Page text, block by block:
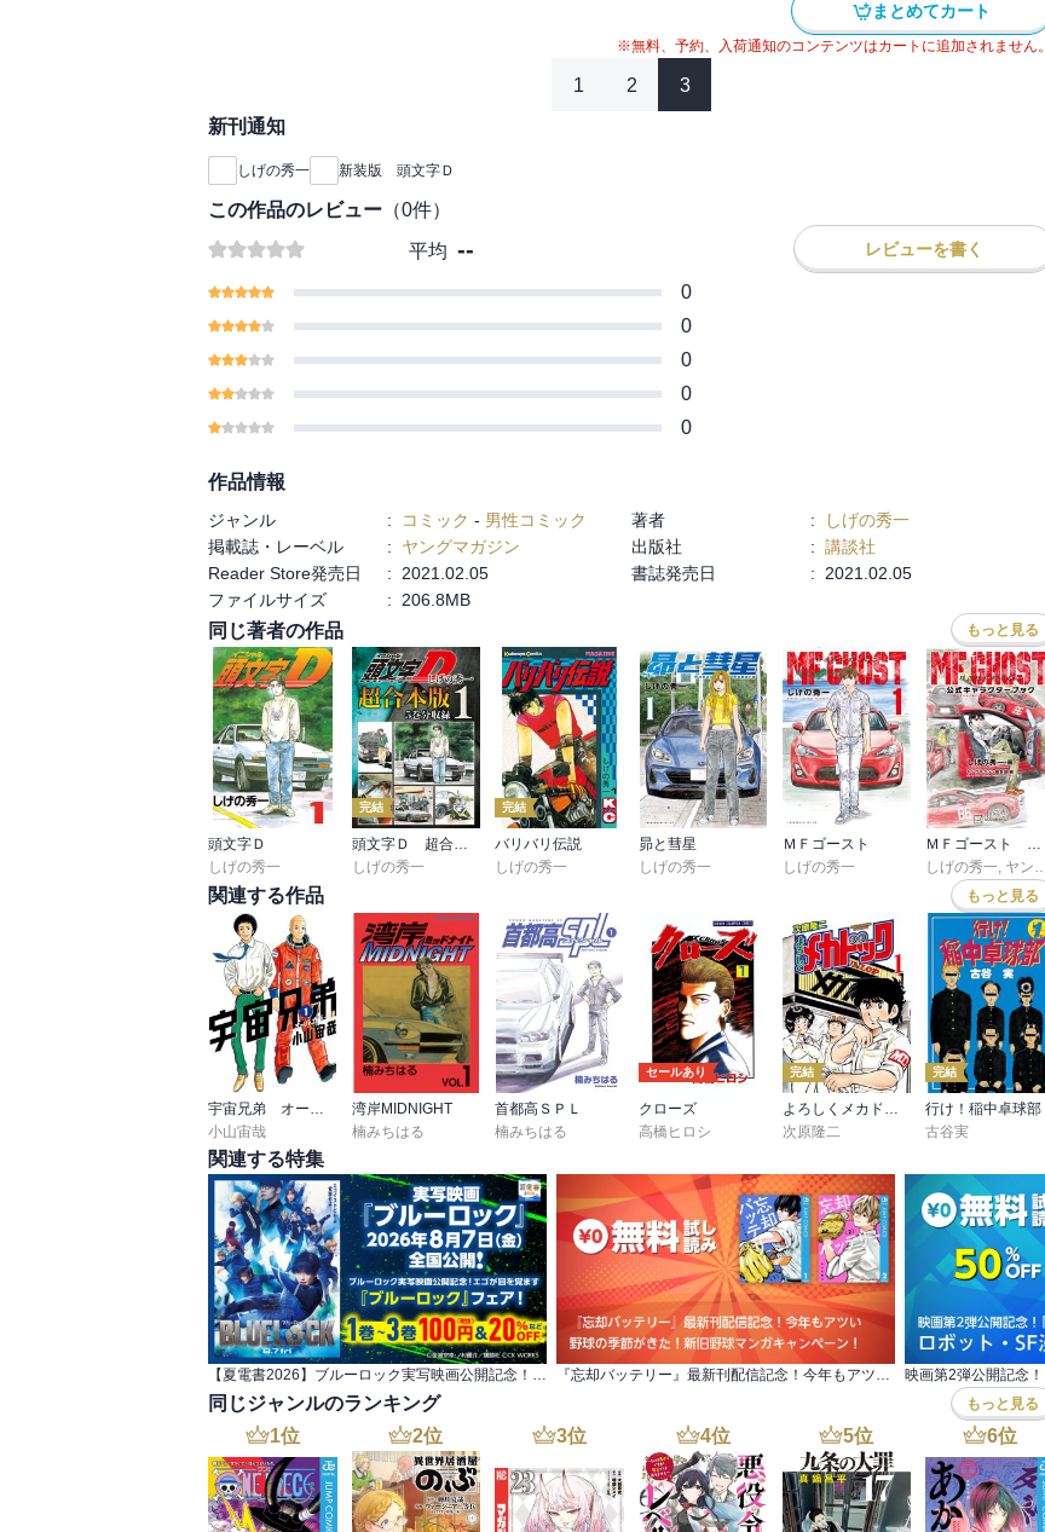
まとめてカート
※無料、予約、入荷通知のコンテンツはカートに追加されません。
1 2 3
新刊通知
しげの秀一 新装版 頭文字Ｄ
この作品のレビュー （0件）
平均 -- レビューを書く
0
0
0
0
0
作品情報
ジャンル : コミック - 男性コミック 著者 :
しげの秀一
掲載誌・レーベル
: ヤングマガジン 出版社 : 講談社
Reader Store発売日
: 2021.02.05 書誌発売日 : 2021.02.05
ファイルサイズ
: 206.8MB
同じ著者の作品 もっと見る
頭文字Ｄ
しげの秀一
完結
頭文字Ｄ 超合本版
しげの秀一
完結
バリバリ伝説
しげの秀一
昴と彗星
しげの秀一
ＭＦゴースト
しげの秀一
しげの秀一 ヤングマガジン編集部
関連する作品 もっと見る
宇宙兄弟 オールカラー版
小山宙哉
湾岸MIDNIGHT
楠みちはる
首都高ＳＰＬ
楠みちはる
セールあり
クローズ
高橋ヒロシ
完結
よろしくメカドック
次原隆二
完結
行け！稲中卓球部
古谷実
関連する特集
【夏電書2026】ブルーロック実写映画公開記念！ エゴが目を覚ます『ブルーロック』フェア！ 『忘却バッテリー』最新刊配信記念！今年もアツい 野球の季節がきた！新旧野球マンガキャンペーン！
同じジャンルのランキング もっと見る
1位 2位 3位 4位 5位 6位